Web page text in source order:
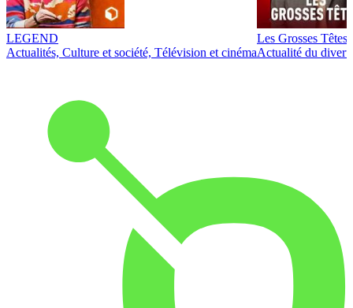
LEGEND
Actualités, Culture et société, Télévision et cinéma
Les Grosses Têtes
Actualité du